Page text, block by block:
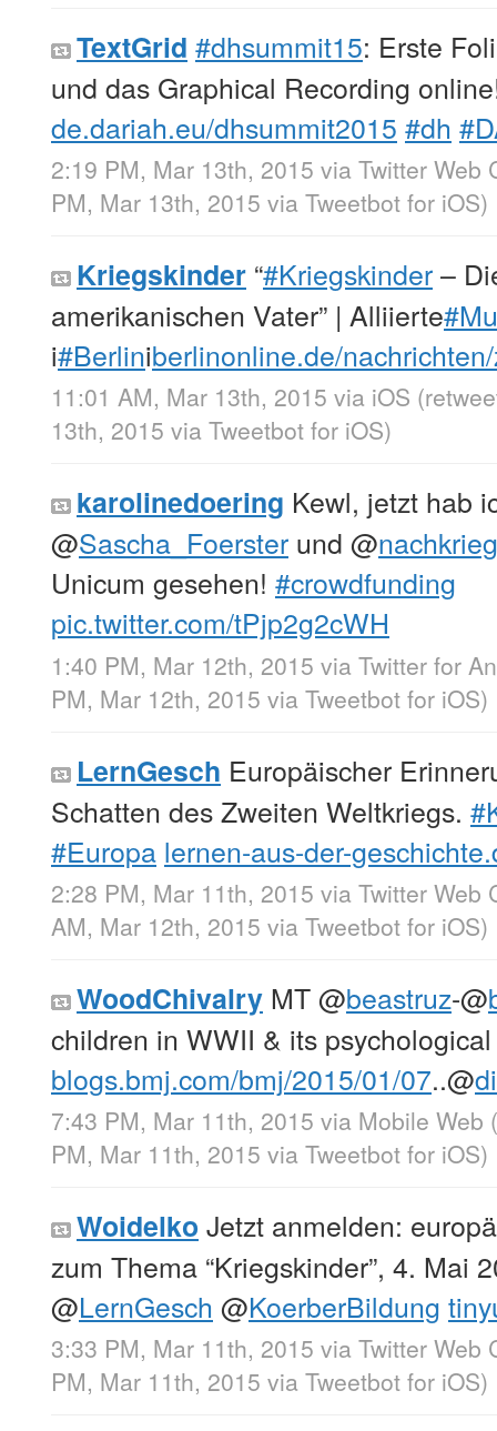
TextGrid #dhsummit15: Erste
und das Graphical Recording
de.dariah.eu/dhsummit2015 #dh
2:19 PM, Mar 13th, 2015 via Twitter Web
PM, Mar 13th, 2015 via Tweetbot for iΟS)
Kriegskinder “#Kriegskinder–
amerikanischen Vater” | Alliierte
i#Berliniberlinonline.de/
11:01 AM, Mar 13th, 2015 via iOS
13th, 2015 via Tweetbot for iΟS)
karolinedoering Kewl, jetzt hab
@Sascha_Foerster und @
Unicum gesehen! #crowdfunding
pic.twitter.com/tPjp2g2cWH
1:40 PM, Mar 12th, 2015 via Twitter for
PM, Mar 12th, 2015 via Tweetbot for iΟS)
LernGesch Europäischer
Schatten des Zweiten Weltkriegs.
#Europa lernen-aus-der-
2:28 PM, Mar 11th, 2015 via Twitter Web
AM, Mar 12th, 2015 via Tweetbot for iΟS)
WoodChivalry MT@beastruz-@
children in WWII & its
blogs.bmj.com/bmj/2015/01/07..@
7:43 PM, Mar 11th, 2015 via Mobile Web
PM, Mar 11th, 2015 via Tweetbot for iΟS)
Woidelko Jetzt anmelden:
zum Thema “Kriegskinder”, 4. Mai
@LernGesch @KoerberBildung
3:33 PM, Mar 11th, 2015 via Twitter Web
PM, Mar 11th, 2015 via Tweetbot for iΟS)